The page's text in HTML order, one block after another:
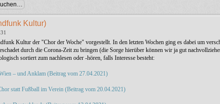
Kultur)
Kultur der "Chor der Woche" vorgestellt. In den letzten Wochen ging es dabei um
durch die Corona-Zeit zu bringen (die Sorge hierüber können wir ja gut
sortiert zum nachlesen oder -hören, falls Interesse besteht:
– und Anklam (Beitrag vom 27.04.2021)
statt Fußball im Verein (Beitrag vom 20.04.2021)